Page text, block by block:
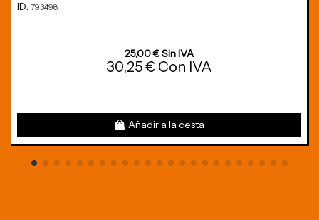
ID: 793498
25,00 € Sin IVA
30,25 € Con IVA
Añadir a la cesta